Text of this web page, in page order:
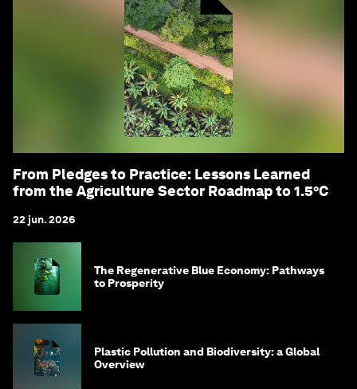
From Pledges to Practice: Lessons Learned
from the Agriculture Sector Roadmap to 1.5°C
22 jun. 2026
The Regenerative Blue Economy: Pathways
to Prosperity
Plastic Pollution and Biodiversity: a Global
Overview